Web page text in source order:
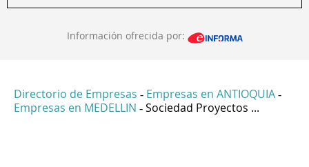
Información ofrecida por:
Directorio de Empresas - Empresas en ANTIOQUIA -
Empresas en MEDELLIN - Sociedad Proyectos ...